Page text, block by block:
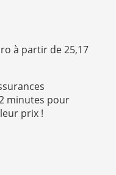
à partir de 25,17
minutes pour
prix !